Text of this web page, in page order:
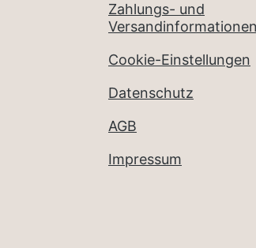
Zahlungs- und
Versandinformationen
Cookie-Einstellungen
Datenschutz
AGB
Impressum